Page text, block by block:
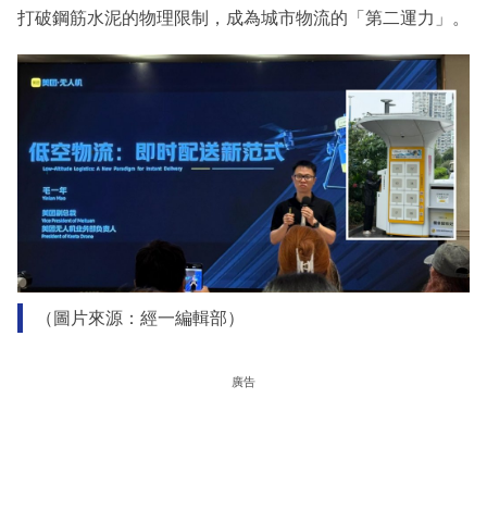
打破鋼筋水泥的物理限制，成為城市物流的「第二運力」。
（圖片來源：經一編輯部）
廣告